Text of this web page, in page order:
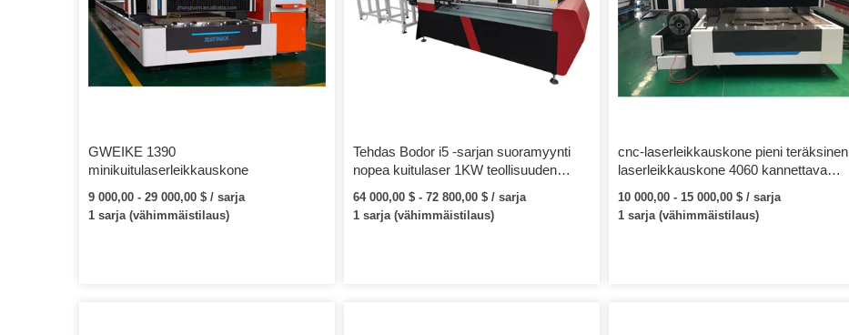
GWEIKE 1390
minikuitulaserleikkauskone
9 000,00 - 29 000,00 $ / sarja
1 sarja (vähimmäistilaus)
Tehdas Bodor i5 -sarjan suoramyynti
nopea kuitulaser 1KW teollisuuden
metalli mini laserleikkauskone hinta
64 000,00 $ - 72 800,00 $ / sarja
1 sarja (vähimmäistilaus)
cnc-laserleikkauskone pieni teräksinen
laserleikkauskone 4060 kannettava
laserleikkaus metallin leikkaamiseen
10 000,00 - 15 000,00 $ / sarja
1 sarja (vähimmäistilaus)